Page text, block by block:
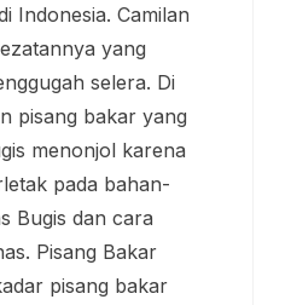
Indonesia. Camilan
yang
selera. Di
pisang bakar yang
menonjol karena
pada bahan-
Bugis dan cara
Pisang Bakar
pisang bakar